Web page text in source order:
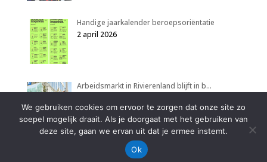
Handige jaarkalender beroepsoriëntatie
2 april 2026
Arbeidsmarkt in Rivierenland blijft in b…
We gebruiken cookies om ervoor te zorgen dat onze site zo
soepel mogelijk draait. Als je doorgaat met het gebruiken van
deze site, gaan we ervan uit dat je ermee instemt.
Ok